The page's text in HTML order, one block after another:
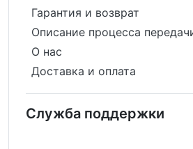
Гарантия и возврат
Описание процесса
О нас
Доставка и оплата
Служба поддержки